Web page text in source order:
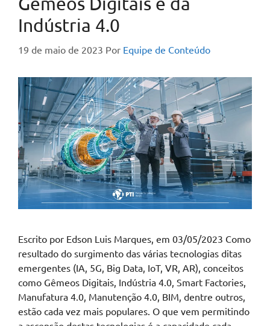
Indústria 4.0
19 de maio de 2023 Por Equipe de Conteúdo
Escrito por Edson Luis Marques, em 03/05/2023 Como
resultado do surgimento das várias tecnologias ditas
emergentes (IA, 5G, Big Data, IoT, VR, AR), conceitos
como Gêmeos Digitais, Indústria 4.0, Smart Factories,
Manufatura 4.0, Manutenção 4.0, BIM, dentre outros,
estão cada vez mais populares. O que vem permitindo